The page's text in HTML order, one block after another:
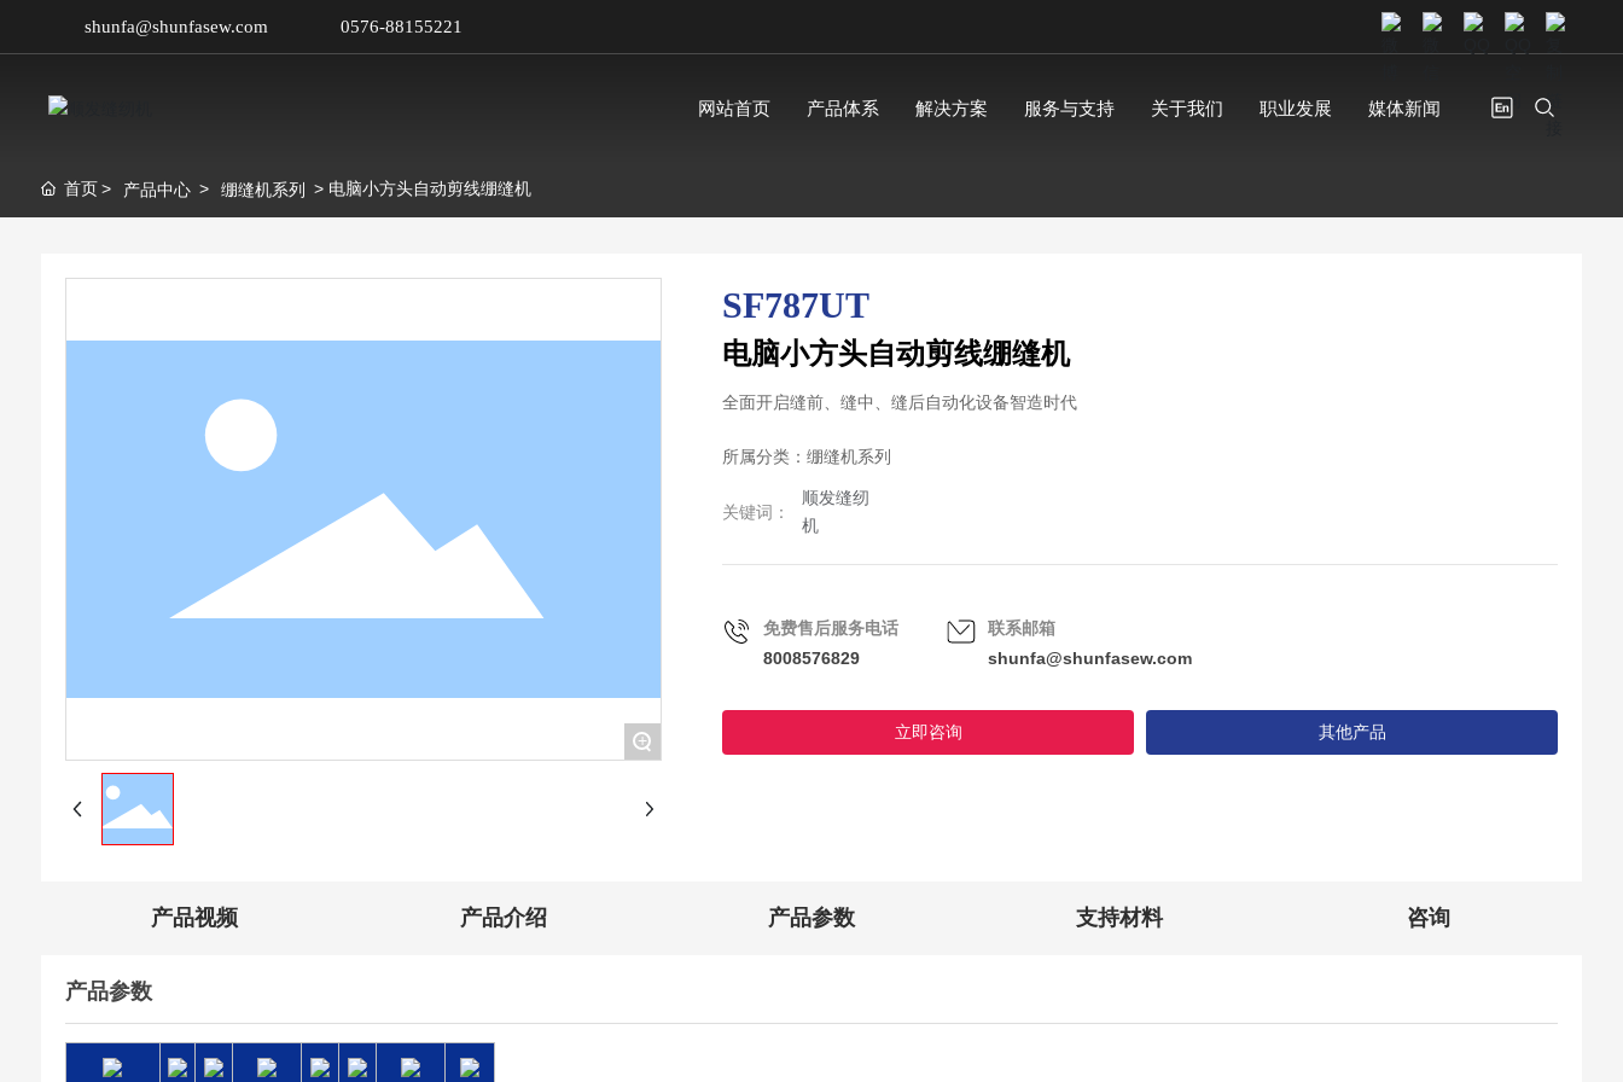
shunfa@shunfasew.com 0576-88155221
网站首页 产品体系 解决方案 服务与支持 关于我们 职业发展 媒体新闻
首页 产品中心 绷缝机系列 电脑小方头自动剪线绷缝机
+
SF787UT
电脑小方头自动剪线绷缝机
全面开启缝前、缝中、缝后自动化设备智造时代
所属分类：绷缝机系列
关键词：
顺发缝纫
机
免费售后服务电话
8008576829
联系邮箱
shunfa@shunfasew.com
立即咨询 其他产品
产品视频 产品介绍 产品参数 支持材料 咨询
产品参数